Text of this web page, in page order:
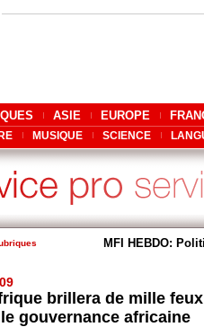
ASIE EUROPE
MUSIQUE SCIENCE
MFI HEBDO:
brillera de mille
gouvernance africaine